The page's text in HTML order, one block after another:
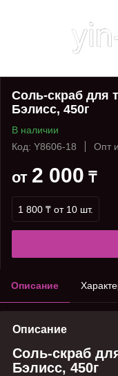
Соль-скраб для
Бэлисс, 450г
В наличии
Код: Y8606-18
Опт
от 2 000 ₸
1 800 ₸ от 10 шт.
Описание
Описание
Соль-скраб
Бэлисс, 450г